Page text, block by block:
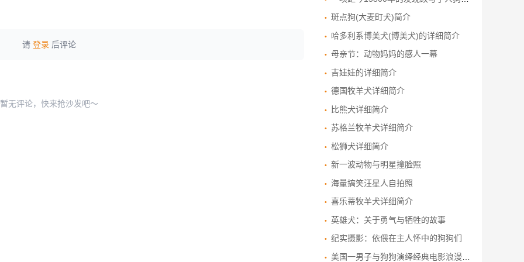
请 登录 后评论
暂无评论，快来抢沙发吧～
斑点狗(大麦町犬)简介
哈多利系博美犬(博美犬)的详细简介
母亲节：动物妈妈的感人一幕
吉娃娃的详细简介
德国牧羊犬详细简介
比熊犬详细简介
苏格兰牧羊犬详细简介
松狮犬详细简介
新一波动物与明星撞脸照
海量搞笑汪星人自拍照
喜乐蒂牧羊犬详细简介
英雄犬：关于勇气与牺牲的故事
纪实摄影：依偎在主人怀中的狗狗们
美国一男子与狗狗演绎经典电影浪漫场景